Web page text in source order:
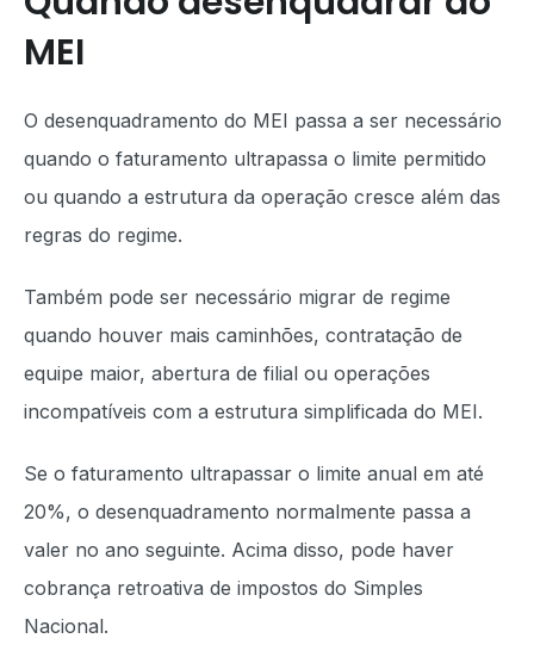
MEI
O desenquadramento do MEI passa a ser necessário
quando o faturamento ultrapassa o limite permitido
ou quando a estrutura da operação cresce além das
regras do regime.
Também pode ser necessário migrar de regime
quando houver mais caminhões, contratação de
equipe maior, abertura de filial ou operações
incompatíveis com a estrutura simplificada do MEI.
Se o faturamento ultrapassar o limite anual em até
20%, o desenquadramento normalmente passa a
valer no ano seguinte. Acima disso, pode haver
cobrança retroativa de impostos do Simples
Nacional.